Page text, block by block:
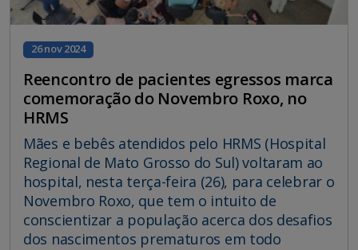
26 nov 2024
Reencontro de pacientes egressos marca
comemoração do Novembro Roxo, no
HRMS
Mães e bebês atendidos pelo HRMS (Hospital
Regional de Mato Grosso do Sul) voltaram ao
hospital, nesta terça-feira (26), para celebrar o
Novembro Roxo, que tem o intuito de
conscientizar a população acerca dos desafios
dos nascimentos prematuros em todo